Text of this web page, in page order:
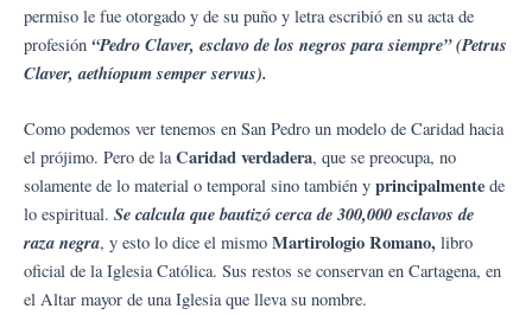
permiso le fue otorgado y de su puño y letra escribió en su acta de
profesión “Pedro Claver, esclavo de los negros para siempre” (Petrus
Claver, aethíopum semper servus).
Como podemos ver tenemos en San Pedro un modelo de Caridad hacia
el prójimo. Pero de laCaridad verdadera, que se preocupa, no
solamente de lo material o temporal sino también y principalmente de
lo espiritual. Se calcula que bautizó cerca de 300,000 esclavos de
raza negra, y esto lo dice el mismo Martirologio Romano, libro
oficial de la Iglesia Católica. Sus restos se conservan en Cartagena, en
el Altar mayor de una Iglesia que lleva su nombre.